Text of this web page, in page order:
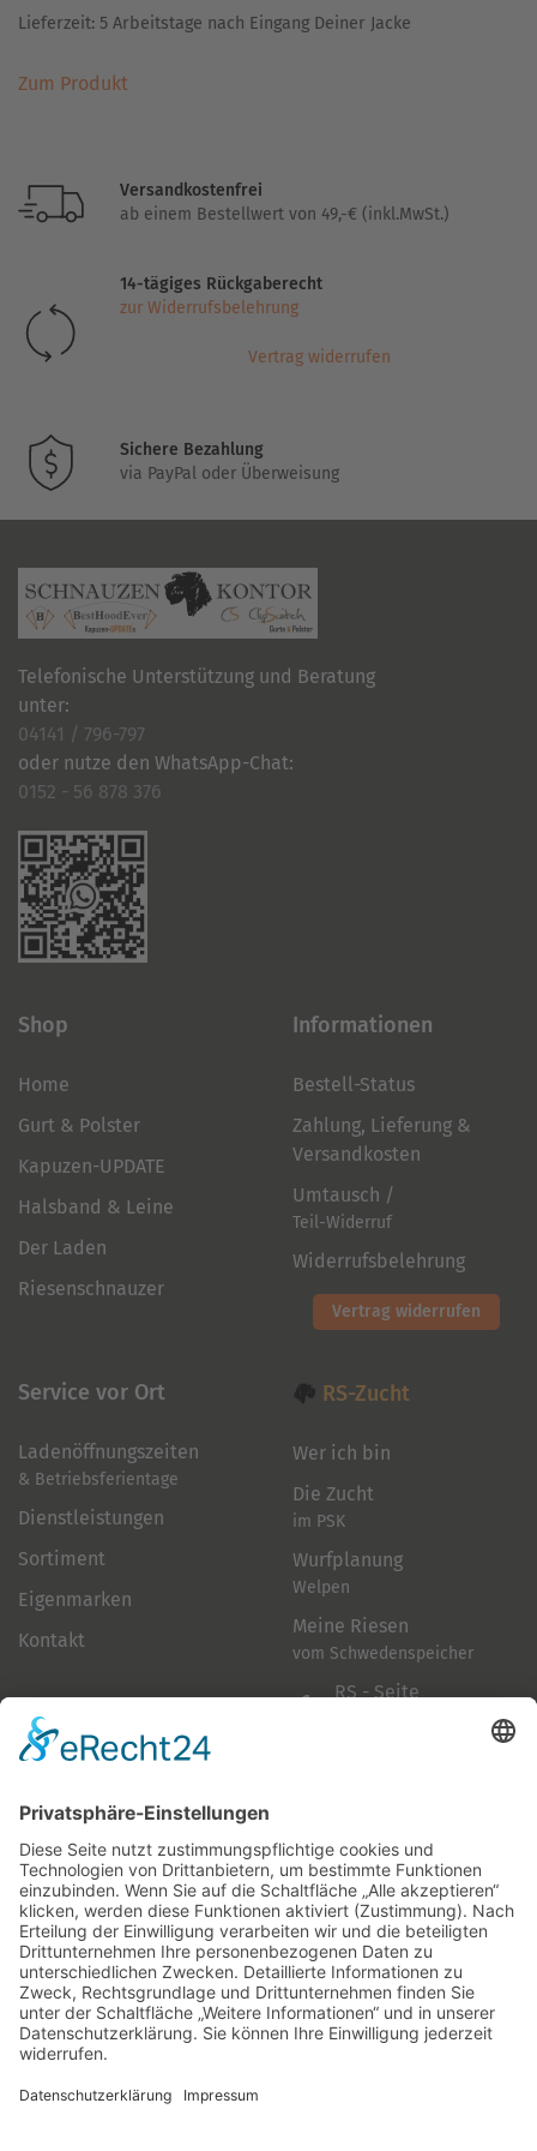
Lieferzeit: 5 Arbeitstage nach Eingang Deiner Jacke
Zum ProduktProdukt
auf.
können
auf
Versandkostenfrei
ab einem Bestellwert von 49,-€ (inkl.MwSt.)
14-tägiges Rückgaberecht
zur Widerrufsbelehrung
Vertrag widerrufen
Sichere Bezahlung
via PayPal oder Überweisung
Telefonische Unterstützung und Beratung
unter:
04141 / 796-797
oder nutze den WhatsApp-Chat:
0152 - 56 878 376
Shop
Home
Gurt & Polster
Kapuzen-UPDATE
Halsband & Leine
Der Laden
Riesenschnauzer
Informationen
Bestell-Status
Zahlung, Lieferung &
Versandkosten
Umtausch /
Teil-Widerruf
Widerrufsbelehrung
Vertrag widerrufen
Service vor Ort
Ladenöffnungszeiten
& Betriebsferientage
Dienstleistungen
Sortiment
Eigenmarken
Kontakt
RS-Zucht
Wer ich bin
Die Zucht
im PSK
Wurfplanung
Welpen
Meine Riesen
vom Schwedenspeicher
RS - Seite
Folge mir
Zahlungsarten
& Vorab-Überweisung
Alle Preise inkl. gesetzl. Mehrwertsteuer zzgl.